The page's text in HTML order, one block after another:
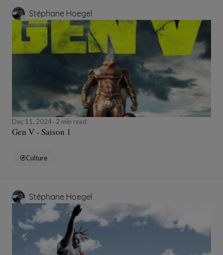
Stéphane Hoegel
Dec 11, 2024 2 min read
Gen V - Saison 1
Culture
Stéphane Hoegel